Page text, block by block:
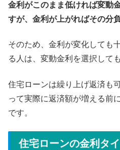
金利がこのまま低ければ変動
すが、金利が上がればその分
そのため、金利が変化しても
る人は、変動金利を選択して
住宅ローンは繰り上げ返済も
って実際に返済額が増える前
です。
住宅ローンの金利タ